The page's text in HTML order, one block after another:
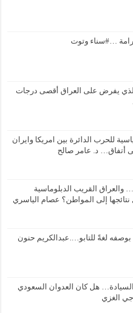
…#سناء وتوت
الذي يفرض على العراق أقصى درجات
للحرب الدائرة بين امريكا وايران
أتفاق… د. عامر صالح
والعراق القريب الدبلوماسية
إلى المواطن؟ عصام الياسري
بوصفه لغةً للتابو….عبدالكريم حنون
السيادة… هل كان العدوان السعودي
الغزي